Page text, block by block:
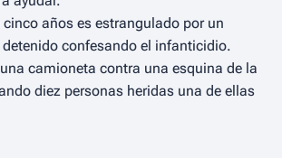
cinco años es estrangulado por un
confesando el infanticidio.
camioneta contra una esquina de la
diez personas heridas una de ellas